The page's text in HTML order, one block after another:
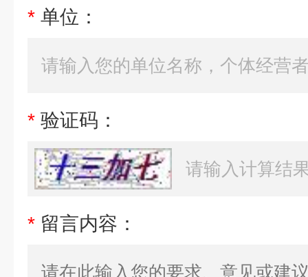
* 单位：
* 验证码：
* 留言内容：